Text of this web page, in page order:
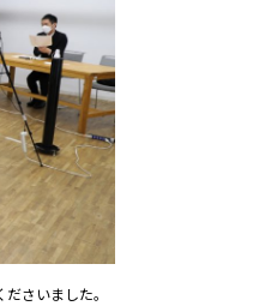
さいました。